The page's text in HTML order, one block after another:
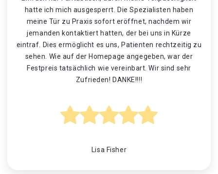
hatte ich mich ausgesperrt. Die Spezialisten haben
meine Tür zu Praxis sofort eröffnet, nachdem wir
jemanden kontaktiert hatten, der bei uns in Kürze
eintraf. Dies ermöglicht es uns, Patienten rechtzeitig zu
sehen. Wie auf der Homepage angegeben, war der
Festpreis tatsächlich wie vereinbart. Wir sind sehr
Zufrieden! DANKE!!!!
Lisa Fisher